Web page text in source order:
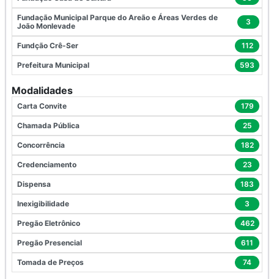
Fundação Municipal Parque do Areão e Áreas Verdes de
João Monlevade
3
Fundção Crê-Ser 112
Prefeitura Municipal 593
Modalidades
Carta Convite 179
Chamada Pública 25
Concorrência 182
Credenciamento 23
Dispensa 183
Inexigibilidade 3
Pregão Eletrônico 462
Pregão Presencial 611
Tomada de Preços 74